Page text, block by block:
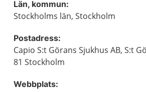
Län, kommun:
Stockholms län, Stockholm
Postadress:
Capio S:t Görans Sjukhus AB, S:t
81 Stockholm
Webbplats: